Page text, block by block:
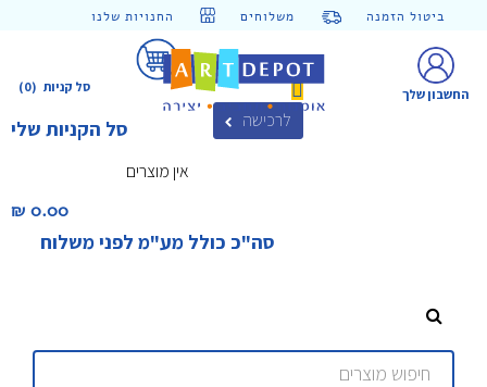
ביטול הזמנה משלוחים החנויות שלנו
(0) סל קניות
סל הקניות שלי לרכישה
אין מוצרים
0.00 ₪‎
סה"כ כולל מע"מ לפני משלוח
החשבון שלך